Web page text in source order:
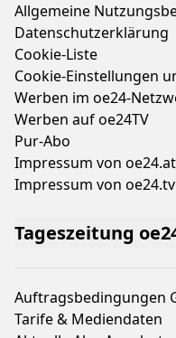
Allgemeine
Datenschutzerklärung
Cookie-Liste
Cookie-Einstellungen
Werben im oe24-
Werben auf oe24TV
Pur-Abo
Impressum von oe24.at
Impressum von oe24.tv
Tageszeitung
Auftragsbedingungen
Tarife & Mediendaten